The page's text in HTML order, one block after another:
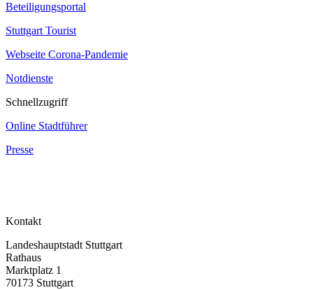
Beteiligungsportal
Stuttgart Tourist
Webseite Corona‐Pandemie
Notdienste
Schnellzugriff
Online Stadtführer
Presse
Kontakt
Landeshauptstadt Stuttgart
Rathaus
Marktplatz 1
70173 Stuttgart